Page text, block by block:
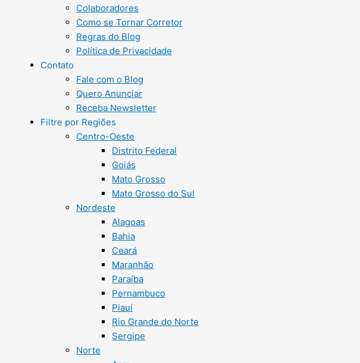
Colaboradores
Como se Tornar Corretor
Regras do Blog
Política de Privacidade
Contato
Fale com o Blog
Quero Anunciar
Receba Newsletter
Filtre por Regiões
Centro-Oeste
Distrito Federal
Goiás
Mato Grosso
Mato Grosso do Sul
Nordeste
Alagoas
Bahia
Ceará
Maranhão
Paraíba
Pernambuco
Piauí
Rio Grande do Norte
Sergipe
Norte